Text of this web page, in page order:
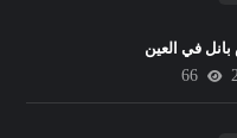
في العين
66